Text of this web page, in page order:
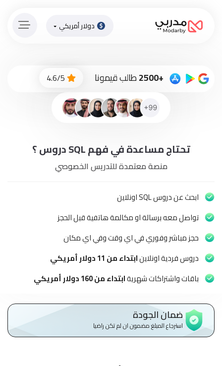
الاّن
أونلاين
باقات
وطلاب
المدارس
نحن
الشروط
والأحكام
دولار أمريكي
+2500 طالب قيمونا 4.6/5
تحتاج مساعدة في فهم SQL دروس ؟
منصة معتمدة للتدريس الخصوصي
ابحث عن دروس SQL اونلاين
تواصل معه برسالة او مكالمة هاتفية قبل الحجز
حجز مباشر وفوري في اي وقت وفي اي مكان
دروس فردية اونلاينابتداء من 11 دولار أمريكي
باقات واشتراكات شهريةابتداء من 160 دولار أمريكي
ضمان الجودة
استرجاع المبلغ مضمون ان لم تكن راضيا